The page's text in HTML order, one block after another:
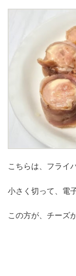
こちらは、フライ
小さく切って、電
この方が、チーズ